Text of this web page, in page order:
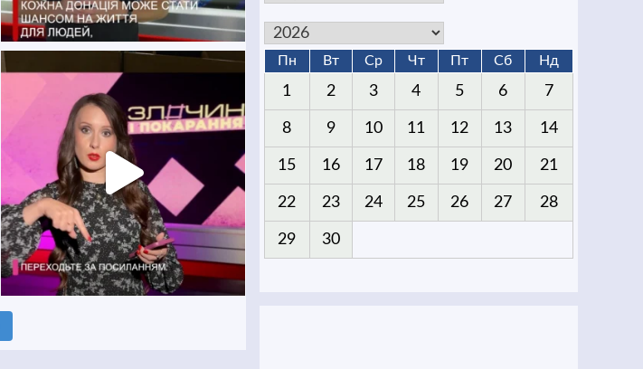
Пн Вт Ср Чт Пт Сб Нд
1 2 3 4 5 6 7
8 9 10 11 12 13 14
15 16 17 18 19 20 21
22 23 24 25 26 27 28
29 30